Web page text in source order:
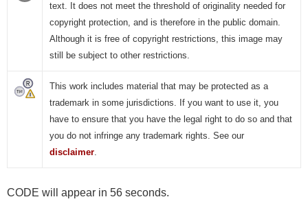
text. It does not meet the threshold of originality needed for
copyright protection, and is therefore in the public domain.
Although it is free of copyright restrictions, this image may
still be subject to other restrictions.
This work includes material that may be protected as a
trademark in some jurisdictions. If you want to use it, you
have to ensure that you have the legal right to do so and that
you do not infringe any trademark rights. See our
disclaimer.
CODE will appear in 55 seconds.